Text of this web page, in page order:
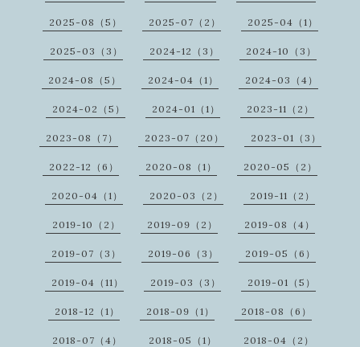
2025-08（5） 2025-07（2） 2025-04（1）
2025-03（3） 2024-12（3） 2024-10（3）
2024-08（5） 2024-04（1） 2024-03（4）
2024-02（5） 2024-01（1） 2023-11（2）
2023-08（7） 2023-07（20） 2023-01（3）
2022-12（6） 2020-08（1） 2020-05（2）
2020-04（1） 2020-03（2） 2019-11（2）
2019-10（2） 2019-09（2） 2019-08（4）
2019-07（3） 2019-06（3） 2019-05（6）
2019-04（11） 2019-03（3） 2019-01（5）
2018-12（1） 2018-09（1） 2018-08（6）
2018-07（4） 2018-05（1） 2018-04（2）